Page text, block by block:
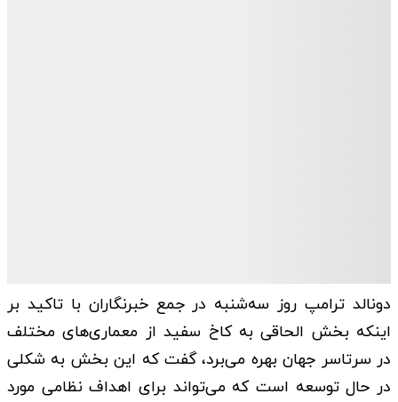
دونالد ترامپ روز سه‌شنبه در جمع خبرنگاران با تاکید بر
اینکه بخش الحاقی به کاخ سفید از معماری‌های مختلف
در سرتاسر جهان بهره می‌برد، گفت که این بخش به شکلی
در حال توسعه است که می‌تواند برای اهداف نظامی مورد